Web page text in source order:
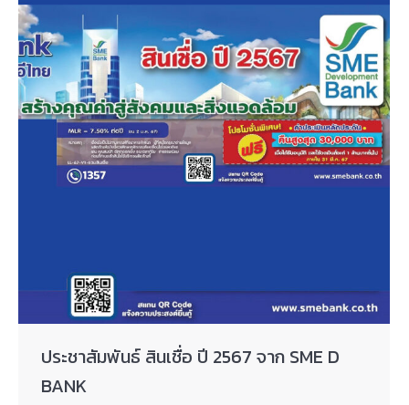
ประชาสัมพันธ์ สินเชื่อ ปี 2567 จาก SME D
BANK